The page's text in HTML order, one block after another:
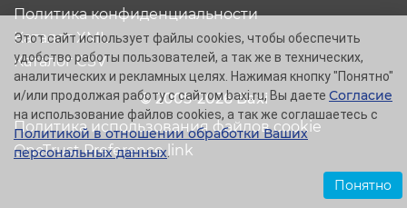
© 2005-2026 Baxi
Политика конфиденциальности
Каталог XML
Каталог CSV
Политика использования файлов cookie
OneTrust Preference link
Этот сайт использует файлы cookies, чтобы обеспечить
удобство работы пользователей, а так же в технических,
аналитических и рекламных целях. Нажимая кнопку "Понятно"
и/или продолжая работу с сайтом baxi.ru, Вы даете Согласие
на использование файлов cookies, а так же соглашаетесь с
Политикой в отношении обработки Ваших
персональных данных.
Понятно